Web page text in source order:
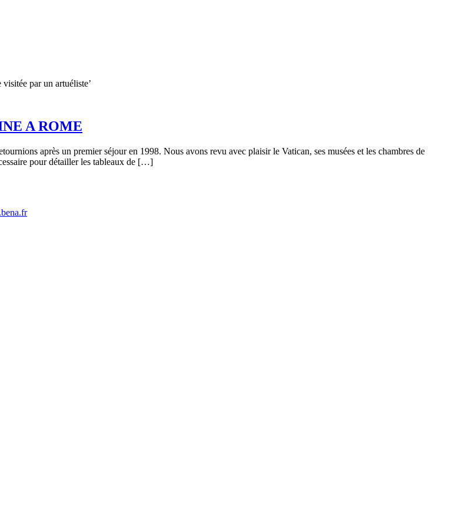
visitée par un artuéliste’
A ROME
après un premier séjour en 1998. Nous avons revu avec plaisir le Vatican, ses musées et les chambres de
pour détailler les tableaux de […]